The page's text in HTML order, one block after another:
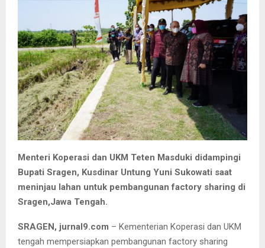
Menteri Koperasi dan UKM Teten Masduki didampingi
Bupati Sragen, Kusdinar Untung Yuni Sukowati saat
meninjau lahan untuk pembangunan factory sharing di
Sragen,Jawa Tengah.
SRAGEN, jurnal9.com – Kementerian Koperasi dan UKM
tengah mempersiapkan pembangunan factory sharing